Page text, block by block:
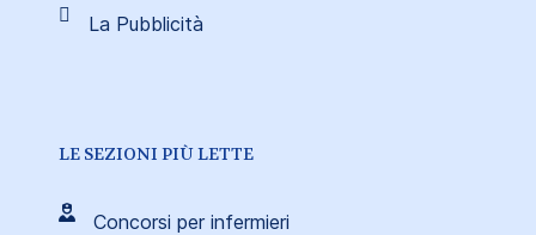
La Pubblicità
LE SEZIONI PIÙ LETTE
Concorsi per infermieri